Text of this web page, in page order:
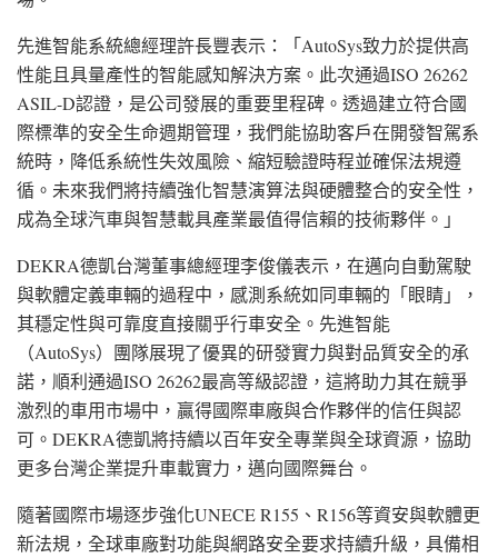
先進智能系統總經理許長豐表示：「AutoSys致力於提供高
性能且具量產性的智能感知解決方案。此次通過ISO 26262
ASIL-D認證，是公司發展的重要里程碑。透過建立符合國
際標準的安全生命週期管理，我們能協助客戶在開發智駕系
統時，降低系統性失效風險、縮短驗證時程並確保法規遵
循。未來我們將持續強化智慧演算法與硬體整合的安全性，
成為全球汽車與智慧載具產業最值得信賴的技術夥伴。」
DEKRA德凱台灣董事總經理李俊儀表示，在邁向自動駕駛
與軟體定義車輛的過程中，感測系統如同車輛的「眼睛」，
其穩定性與可靠度直接關乎行車安全。先進智能
（AutoSys）團隊展現了優異的研發實力與對品質安全的承
諾，順利通過ISO 26262最高等級認證，這將助力其在競爭
激烈的車用市場中，贏得國際車廠與合作夥伴的信任與認
可。DEKRA德凱將持續以百年安全專業與全球資源，協助
更多台灣企業提升車載實力，邁向國際舞台。
隨著國際市場逐步強化UNECE R155、R156等資安與軟體更
新法規，全球車廠對功能與網路安全要求持續升級，具備相